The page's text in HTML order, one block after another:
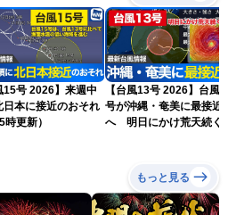
15号 2026】来週中
日本に接近のおそれ
時更新）
【台風13号 2026】台風
号が沖縄・奄美に最接近
へ 明日にかけ荒天続く
もっと見る